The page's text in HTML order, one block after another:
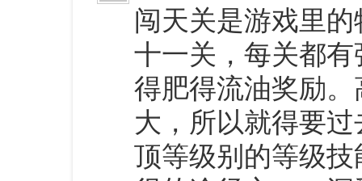
闯天关是游戏里
十一关，每关都
得肥得流油奖励
大，所以就得要
顶等级别的等级